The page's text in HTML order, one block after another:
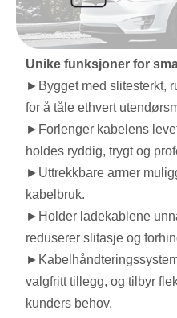
Unike funksjoner for
►Bygget med slitesterkt,
for å tåle ethvert
►Forlenger kabelens
holdes ryddig, trygt og
►Uttrekkbare armer
kabelbruk.
►Holder ladekablene
reduserer slitasje og
valgfritt tillegg, og tilbyr
kunders behov.